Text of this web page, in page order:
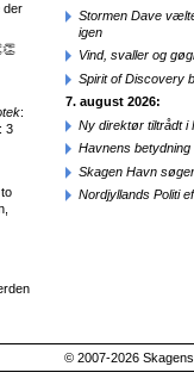
der
:
3
Stormen Dave
igen
Vind, svaller og
Spirit of Discovery
7. august 2026:
Ny direktør tiltrådt i
Havnens betydning
Skagen Havn
Nordjyllands Politi
© 2007-2026